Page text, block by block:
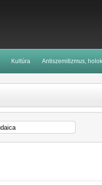
Kultúra Antiszemitizmus,